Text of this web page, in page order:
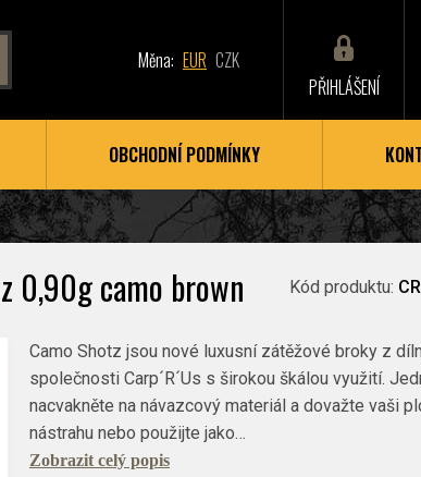
Měna: EUR CZK
PŘIHLÁŠENÍ
OBCHODNÍ PODMÍNKY
0,90g camo brown Kód produktu:
Camo Shotz jsou nové luxusní zátěžové broky z
společnosti Carp´R´Us s širokou škálou využití.
nacvakněte na návazcový materiál a dovažte vaši
nástrahu nebo použijte jako…
Zobrazit celý popis